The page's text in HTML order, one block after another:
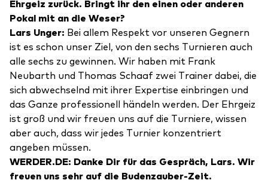
Ehrgeiz zurück. Bringt ihr den einen oder anderen
Pokal mit an die Weser?
Lars Unger: Bei allem Respekt vor unseren Gegnern
ist es schon unser Ziel, von den sechs Turnieren auch
alle sechs zu gewinnen. Wir haben mit Frank
Neubarth und Thomas Schaaf zwei Trainer dabei, die
sich abwechselnd mit ihrer Expertise einbringen und
das Ganze professionell händeln werden. Der Ehrgeiz
ist groß und wir freuen uns auf die Turniere, wissen
aber auch, dass wir jedes Turnier konzentriert
angeben müssen.
WERDER.DE: Danke Dir für das Gespräch, Lars. Wir
freuen uns sehr auf die Budenzauber-Zeit.